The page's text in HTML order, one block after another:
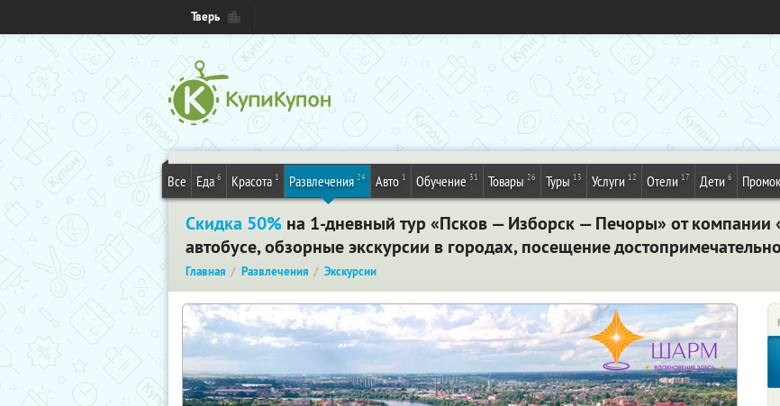
Тверь
Все Еда 6 Красота 1 Развлечения 24 Авто 1 Обучение 31 Товары 26 Туры 13 Услуги 12 Отели 17 Дети 6
Скидка 50% на 1-дневный тур «Псков — Изборск — Печоры» от
автобусе, обзорные экскурсии в городах, посещение
Главная Развлечения Экскурсии